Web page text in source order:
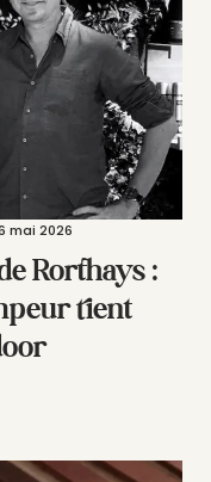
mai 2026
Rorthays :
tient